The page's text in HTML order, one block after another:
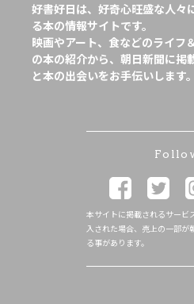
好書好日は、好奇心旺盛な人々
る本の情報サイトです。
映画やアート、食などのライフ
の本の紹介から、朝日新聞に掲
と本の出会いをお手伝いします。
本サイトに掲載されるサービ
入された場合、売上の一部が
る事があります。